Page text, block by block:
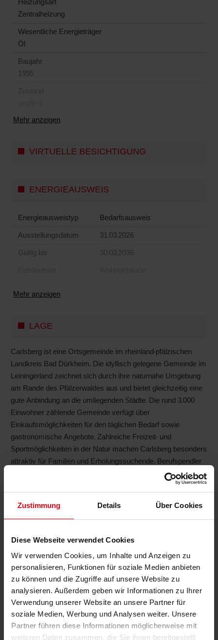
Zustimmung Details Über Cookies
Diese Webseite verwendet Cookies
Wir verwenden Cookies, um Inhalte und Anzeigen zu
personalisieren, Funktionen für soziale Medien anbieten
zu können und die Zugriffe auf unsere Website zu
analysieren. Außerdem geben wir Informationen zu Ihrer
Verwendung unserer Website an unsere Partner für
soziale Medien, Werbung und Analysen weiter. Unsere
Partner führen diese Informationen möglicherweise mit
weiteren Daten zusammen, die Sie ihnen bereitgestellt
Heizungsart
Zentralheizung
Wesentliche Energieträger
Öl
Baujahr
1995
Mehr anzeigen
VIRTUELLE BESICHTIGUNG
ENERGIEAUSWEIS
Energieausweistyp Bedarfs­ausweis
Ausstellungsdatum 31.03.2026
Gültig bis 30.03.2036
Mehr anzeigen
LAGE
Carlsberg ist eine Ortsgemeinde im rheinland-pfälzischen
Landkreis Bad Dürkheim. Die idyllisch gelegene Gemeinde im
Leiningerland zeichnet sich durch ihre naturnahe Umgebung
am Rande des Pfälzerwaldes aus und bietet gleichzeitig eine
gute Anbindung an die umliegenden Städte. Die rund 3.000
Einwohner zählende Gemeinde verfügt über
Einkaufsmöglichkeiten für den täglichen Bedarf sowie
gastronomische Angebote. Zahlreiche Freizeit- und
Sportmöglichkeiten in der Natur machen Carlsberg besonders
attraktiv für Familien und Erholungssuchende. Berufspendler
profitieren von der guten Verkehrsanbindung in Richtung
Grünstadt, Bad Dürkheim, Frankenthal und Ludwigshafen. In
Grundschule vorhanden; weiterführende Schulen befinden
KONTAKT
Bartz Immobilien
Telefon: 06321 / 499 02 0
KONTAKTIEREN